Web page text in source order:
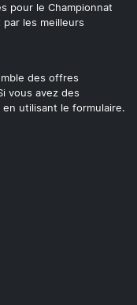
pour le Championnat
par les meilleurs
des offres
vous avez des
utilisant le formulaire.